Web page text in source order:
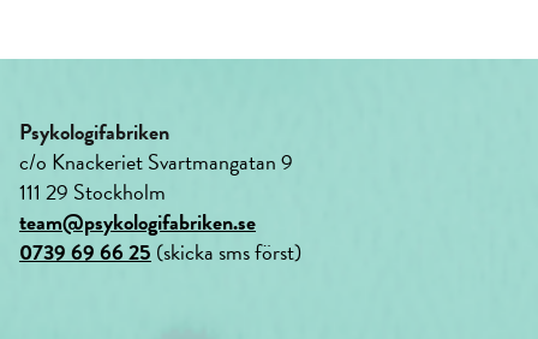
Psykologifabriken
c/o Knackeriet Svartmangatan 9
111 29 Stockholm
team@psykologifabriken.se
0739 69 66 25 (skicka sms först)